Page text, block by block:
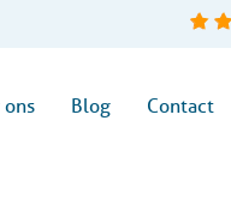
ons Blog Contact